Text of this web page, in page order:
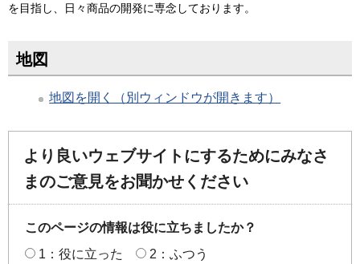
を目指し、日々商品の開発に専念しております。
地図
地図を開く（別ウィンドウが開きます）
より良いウェブサイトにするためにみなさ
まのご意見をお聞かせください
このページの情報は役に立ちましたか？
1：役に立った
2：ふつう